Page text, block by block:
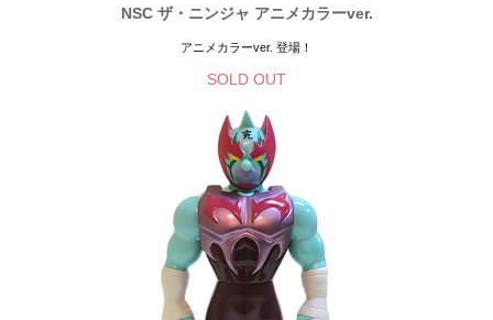
NSC ザ・ニンジャ アニメカラーver.
アニメカラーver. 登場！
SOLD OUT